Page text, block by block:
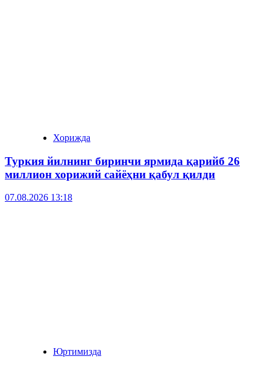
Хорижда
Туркия йилнинг биринчи ярмида қарийб 26
миллион хорижий сайёҳни қабул қилди
07.08.2026 13:18
Юртимизда